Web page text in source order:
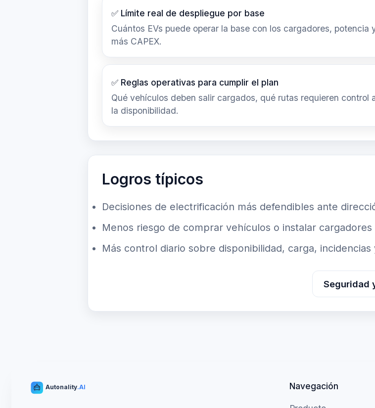
✅ Límite real de despliegue por base
Cuántos EVs puede operar la base con los cargadores,
más CAPEX.
✅ Reglas operativas para cumplir el plan
Qué vehículos deben salir cargados, qué rutas requieren
la disponibilidad.
Logros típicos
Decisiones de electrificación más defendibles ante
Menos riesgo de comprar vehículos o instalar
Más control diario sobre disponibilidad, carga,
Seguridad
Autonality.AI Navegación